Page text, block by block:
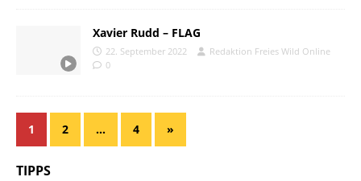
Xavier Rudd – FLAG
22. September 2022
Redaktion Freies Wild Online
0
1 2 … 4 »
TIPPS